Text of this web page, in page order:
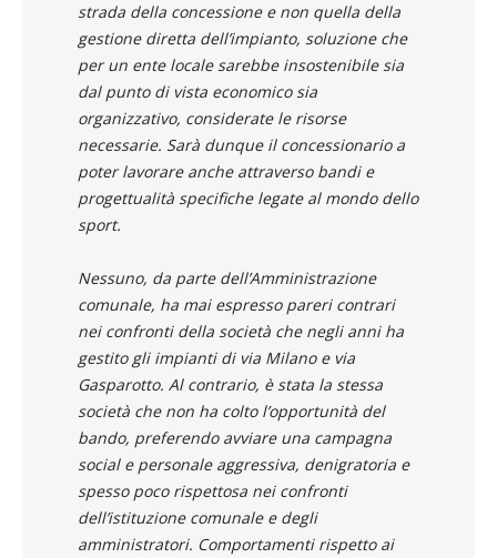
strada della concessione e non quella della
gestione diretta dell’impianto, soluzione che
per un ente locale sarebbe insostenibile sia
dal punto di vista economico sia
organizzativo, considerate le risorse
necessarie. Sarà dunque il concessionario a
poter lavorare anche attraverso bandi e
progettualità specifiche legate al mondo dello
sport.
Nessuno, da parte dell’Amministrazione
comunale, ha mai espresso pareri contrari
nei confronti della società che negli anni ha
gestito gli impianti di via Milano e via
Gasparotto. Al contrario, è stata la stessa
società che non ha colto l’opportunità del
bando, preferendo avviare una campagna
social e personale aggressiva, denigratoria e
spesso poco rispettosa nei confronti
dell’istituzione comunale e degli
amministratori. Comportamenti rispetto ai